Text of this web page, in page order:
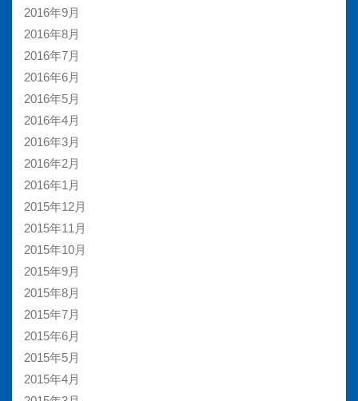
2016年9月
2016年8月
2016年7月
2016年6月
2016年5月
2016年4月
2016年3月
2016年2月
2016年1月
2015年12月
2015年11月
2015年10月
2015年9月
2015年8月
2015年7月
2015年6月
2015年5月
2015年4月